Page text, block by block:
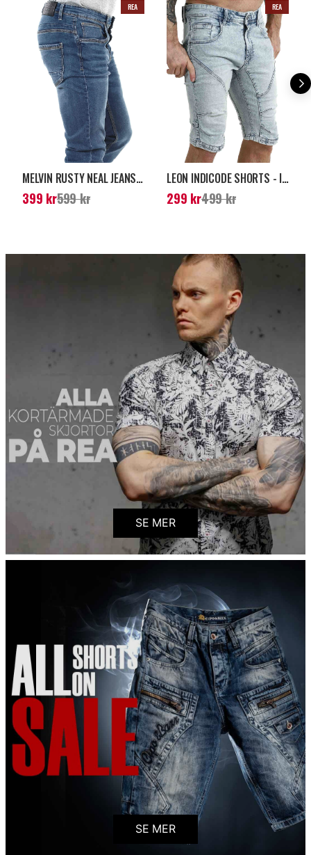
REA
MELVIN RUSTY NEAL JEANS - BLÅ
Nuvarande pris:399
399 kr599 kr
REA
LEON INDICODE SHORTS - ICY BLUE
Nuvarande pris:299
299 kr499 kr
SE MER
SE MER